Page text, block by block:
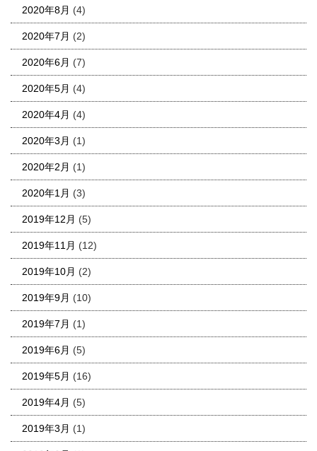
2020年8月 (4)
2020年7月 (2)
2020年6月 (7)
2020年5月 (4)
2020年4月 (4)
2020年3月 (1)
2020年2月 (1)
2020年1月 (3)
2019年12月 (5)
2019年11月 (12)
2019年10月 (2)
2019年9月 (10)
2019年7月 (1)
2019年6月 (5)
2019年5月 (16)
2019年4月 (5)
2019年3月 (1)